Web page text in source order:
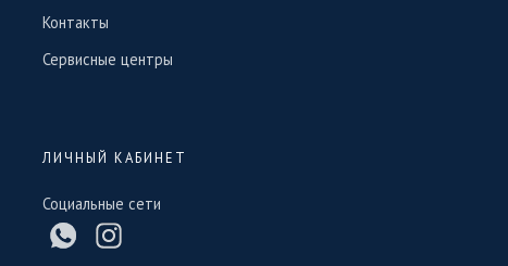
Контакты
Сервисные центры
ЛИЧНЫЙ КАБИНЕТ
Социальные сети